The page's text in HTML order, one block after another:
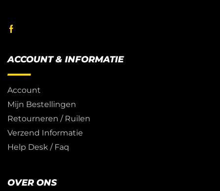
ACCOUNT & INFORMATIE
Account
Mijn Bestellingen
Retourneren / Ruilen
Verzend Informatie
Help Desk / Faq
OVER ONS